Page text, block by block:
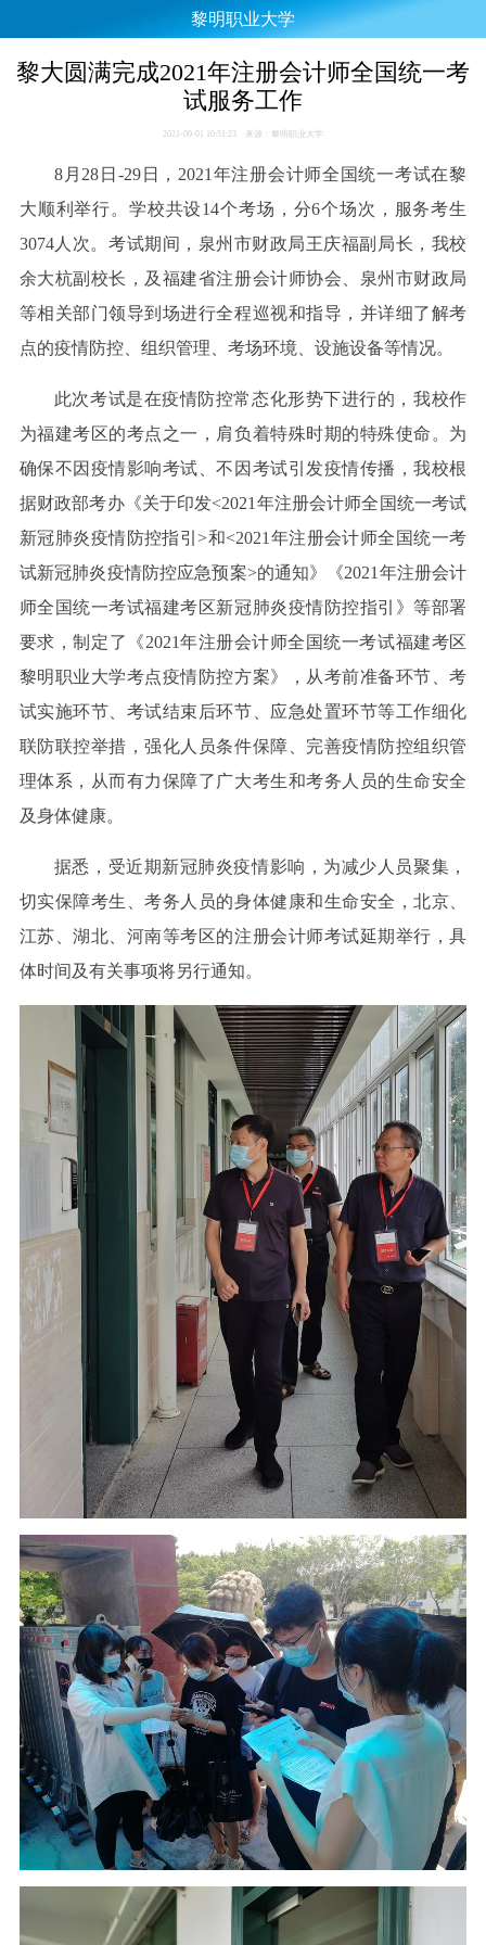
黎明职业大学
黎大圆满完成2021年注册会计师全国统一考
试服务工作
2021-09-01 10:51:23 来源：黎明职业大学
8月28日-29日，2021年注册会计师全国统一考试在黎
大顺利举行。学校共设14个考场，分6个场次，服务考生
3074人次。考试期间，泉州市财政局王庆福副局长，我校
余大杭副校长，及福建省注册会计师协会、泉州市财政局
等相关部门领导到场进行全程巡视和指导，并详细了解考
点的疫情防控、组织管理、考场环境、设施设备等情况。
此次考试是在疫情防控常态化形势下进行的，我校作
为福建考区的考点之一，肩负着特殊时期的特殊使命。为
确保不因疫情影响考试、不因考试引发疫情传播，我校根
据财政部考办《关于印发<2021年注册会计师全国统一考试
新冠肺炎疫情防控指引>和<2021年注册会计师全国统一考
试新冠肺炎疫情防控应急预案>的通知》《2021年注册会计
师全国统一考试福建考区新冠肺炎疫情防控指引》等部署
要求，制定了《2021年注册会计师全国统一考试福建考区
黎明职业大学考点疫情防控方案》，从考前准备环节、考
试实施环节、考试结束后环节、应急处置环节等工作细化
联防联控举措，强化人员条件保障、完善疫情防控组织管
理体系，从而有力保障了广大考生和考务人员的生命安全
及身体健康。
据悉，受近期新冠肺炎疫情影响，为减少人员聚集，
切实保障考生、考务人员的身体健康和生命安全，北京、
江苏、湖北、河南等考区的注册会计师考试延期举行，具
体时间及有关事项将另行通知。